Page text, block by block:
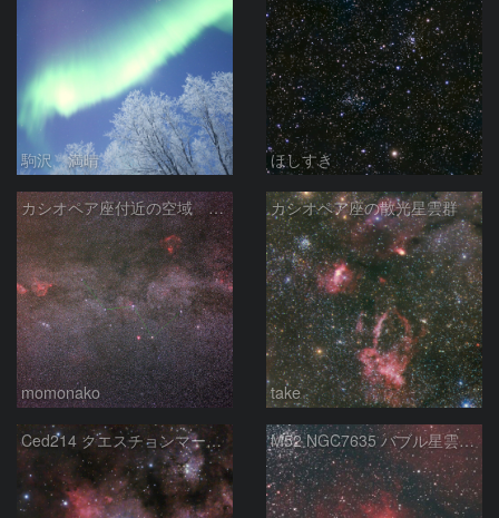
駒沢 満晴 ほしすき
カシオペア座付近の空域 260720
momonako
カシオペア座の散光星雲群
take
Ced214 クエスチョンマーク星雲の“心臓部” M52 NGC7635 バブル星雲 Sh2-159 カシオペア座